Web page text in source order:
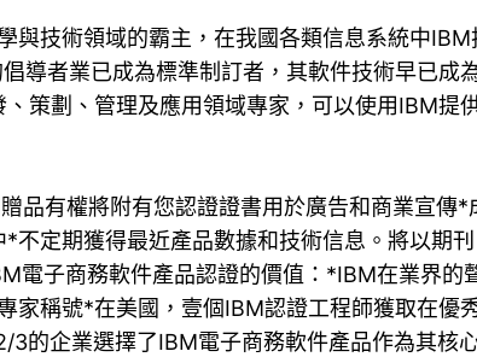
技術領域的霸主，在我國各類信息系統中
導者業已成為標準制訂者，其軟件技術早已
策劃、管理及應用領域專家，可以使用IBM
有權將附有您認證證書用於廣告和商業宣傳
不定期獲得最近產品數據和技術信息。將以期
子商務軟件產品認證的價值：*IBM在業界的
家稱號*在美國，壹個IBM認證工程師獲取在
的企業選擇了IBM電子商務軟件產品作為其核